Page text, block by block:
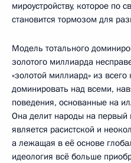
мироустройству, которое по
становится тормозом для
Модель тотального
золотого миллиарда
«золотой миллиард» из
доминировать над всеми,
поведения, основанные на
Она делит народы на первый
является расистской и
а лежащая в её основе
идеология всё больше